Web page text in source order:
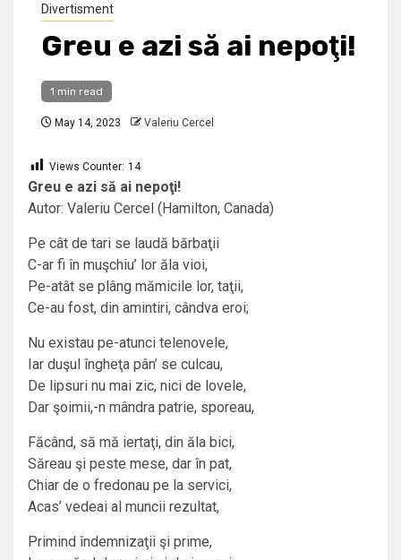
Divertisment
Greu e azi să ai nepoţi!
1 min read
May 14, 2023 Valeriu Cercel
Views Counter: 14
Greu e azi să ai nepoţi!
Autor: Valeriu Cercel (Hamilton, Canada)
Pe cât de tari se laudă bărbaţii
C-ar fi în muşchiu’ lor ăla vioi,
Pe-atât se plâng mămicile lor, taţii,
Ce-au fost, din amintiri, cândva eroi;
Nu existau pe-atunci telenovele,
Iar duşul îngheţa pân’ se culcau,
De lipsuri nu mai zic, nici de lovele,
Dar şoimii,-n mândra patrie, sporeau,
Făcând, să mă iertaţi, din ăla bici,
Săreau şi peste mese, dar în pat,
Chiar de o fredonau pe la servici,
Acas’ vedeai al muncii rezultat,
Primind îndemnizaţii şi prime,